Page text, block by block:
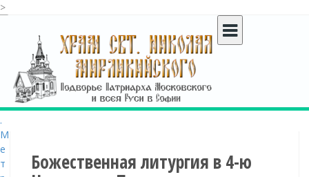
>
c
o
n
t
e
Божественная литургия в 4-ю